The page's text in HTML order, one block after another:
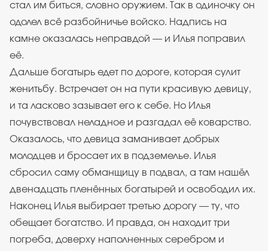
стал им биться, словно оружием. Так в одиночку он
одолел всё разбойничье войско. Надпись на
камне оказалась неправдой — и Илья поправил
её.
Дальше богатырь едет по дороге, которая сулит
женитьбу. Встречает он на пути красивую девицу,
и та ласково зазывает его к себе. Но Илья
почувствовал неладное и разгадал её коварство.
Оказалось, что девица заманивает добрых
молодцев и бросает их в подземелье. Илья
сбросил саму обманщицу в подвал, а там нашёл
двенадцать пленённых богатырей и освободил их.
Наконец Илья выбирает третью дорогу — ту, что
обещает богатство. И правда, он находит три
погреба, доверху наполненных серебром и